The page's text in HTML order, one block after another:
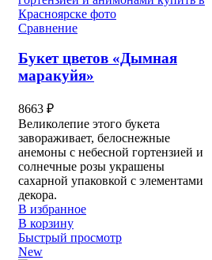
Сравнение
Букет цветов «Дымная
маракуйя»
8663 ₽
Великолепие этого букета
завораживает, белоснежные
анемоны с небесной гортензией и
солнечные розы украшены
сахарной упаковкой с элементами
декора.
В избранное
В корзину
Быстрый просмотр
New